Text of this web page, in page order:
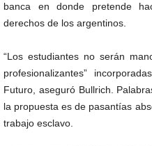
banca en donde pretende
derechos de los argentinos.
“Los estudiantes no serán
profesionalizantes”
Futuro, aseguró Bullrich.
la propuesta es de pasantías
trabajo esclavo.